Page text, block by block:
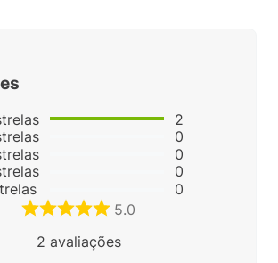
2
0
0
0
0
5.0
2 avaliações